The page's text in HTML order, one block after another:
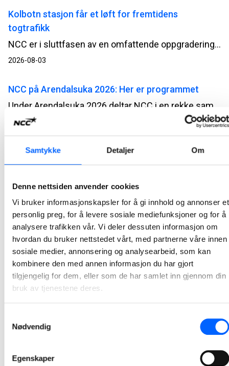
Samtykke Detaljer Om
Denne nettsiden anvender cookies
Vi bruker informasjonskapsler for å gi innhold og annonser et
personlig preg, for å levere sosiale mediefunksjoner og for å
analysere trafikken vår. Vi deler dessuten informasjon om
hvordan du bruker nettstedet vårt, med partnerne våre innen
sosiale medier, annonsering og analysearbeid, som kan
kombinere den med annen informasjon du har gjort
tilgjengelig for dem, eller som de har samlet inn gjennom din
bruk av tjenestene deres.
Nødvendig
Egenskaper
Kolbotn stasjon får et løft for fremtidens
togtrafikk
NCC er i sluttfasen av en omfattende oppgradering av Kolbotn stasjon. Når passasjerene tar i bruk begge de nye plattformene fra 3. august, møter de en mer tilgjengelig og moderne stasjon, bygget mens togtrafikken i stor grad har gått som normalt.
2026-08-03
NCC på Arendalsuka 2026: Her er programmet
2026-07-02
Tønsberg tinghus tildelt Betongelementprisen 2026
Tønsberg tinghus er tildelt Betongelementprisen 2026 – en pris for arkitektur og byggverk som utmerker seg gjennom innovativ, bærekraftig og estetisk bruk av prefabrikkerte betongelementer. Bak prosjektet står Statsbygg, Add Arkitekter, NCC og Loe Betongelementer.
2026-06-23
Gir nytt liv til fylkesvei i Vestby
Fylkesvei 1026 i Vestby har fått nytt liv med økt bæreevne og en mer robust veikonstruksjon etter at NCC har ferdigstilt rehabilitering og asfaltering av den om lag 2 kilometer lange veistrekningen.
2026-06-22
Stor interesse for åpen dag i Valberg pukkverk